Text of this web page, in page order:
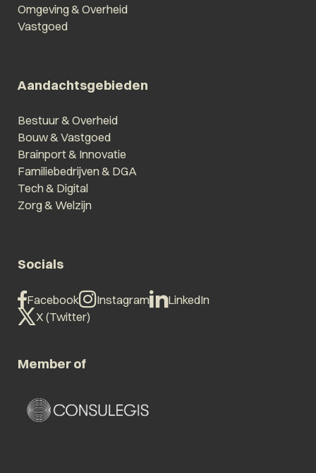
Omgeving & Overheid
Vastgoed
Aandachtsgebieden
Bestuur & Overheid
Bouw & Vastgoed
Brainport & Innovatie
Familiebedrijven & DGA
Tech & Digital
Zorg & Welzijn
Socials
Facebook Instagram
LinkedIn
X (Twitter)
Member of